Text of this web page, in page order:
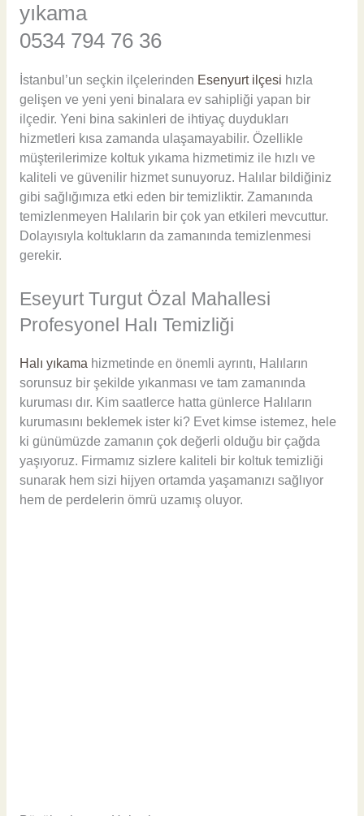
yıkama
0534 794 76 36
İstanbul’un seçkin ilçelerinden Esenyurt ilçesi hızla
gelişen ve yeni yeni binalara ev sahipliği yapan bir
ilçedir. Yeni bina sakinleri de ihtiyaç duydukları
hizmetleri kısa zamanda ulaşamayabilir. Özellikle
müşterilerimize koltuk yıkama hizmetimiz ile hızlı ve
kaliteli ve güvenilir hizmet sunuyoruz. Halılar bildiğiniz
gibi sağlığımıza etki eden bir temizliktir. Zamanında
temizlenmeyen Halılarin bir çok yan etkileri mevcuttur.
Dolayısıyla koltukların da zamanında temizlenmesi
gerekir.
Eseyurt Turgut Özal Mahallesi
Profesyonel Halı Temizliği
Halı yıkama hizmetinde en önemli ayrıntı, Halıların
sorunsuz bir şekilde yıkanması ve tam zamanında
kuruması dır. Kim saatlerce hatta günlerce Halıların
kurumasını beklemek ister ki? Evet kimse istemez, hele
ki günümüzde zamanın çok değerli olduğu bir çağda
yaşıyoruz. Firmamız sizlere kaliteli bir koltuk temizliği
sunarak hem sizi hijyen ortamda yaşamanızı sağlıyor
hem de perdelerin ömrü uzamış oluyor.